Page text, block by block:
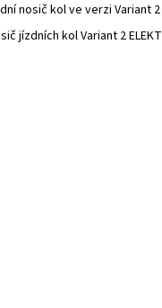
nosič kol ve verzi Variant 2
jízdních kol Variant 2